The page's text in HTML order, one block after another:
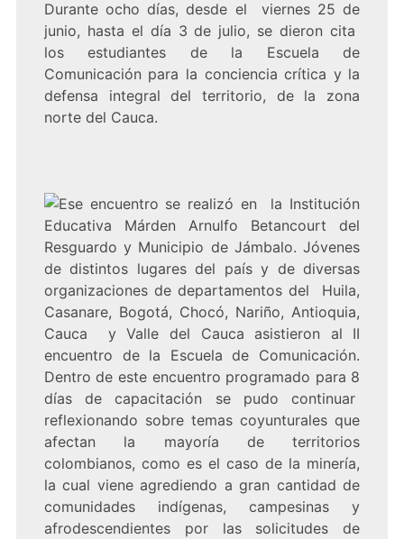
Durante ocho días, desde el viernes 25 de
junio, hasta el día 3 de julio, se dieron cita
los estudiantes de la Escuela de
Comunicación para la conciencia crítica y la
defensa integral del territorio, de la zona
norte del Cauca.
Ese encuentro se realizó en la Institución
Educativa Márden Arnulfo Betancourt del
Resguardo y Municipio de Jámbalo. Jóvenes
de distintos lugares del país y de diversas
organizaciones de departamentos del Huila,
Casanare, Bogotá, Chocó, Nariño, Antioquia,
Cauca y Valle del Cauca asistieron al II
encuentro de la Escuela de Comunicación.
Dentro de este encuentro programado para 8
días de capacitación se pudo continuar
reflexionando sobre temas coyunturales que
afectan la mayoría de territorios
colombianos, como es el caso de la minería,
la cual viene agrediendo a gran cantidad de
comunidades indígenas, campesinas y
afrodescendientes por las solicitudes de